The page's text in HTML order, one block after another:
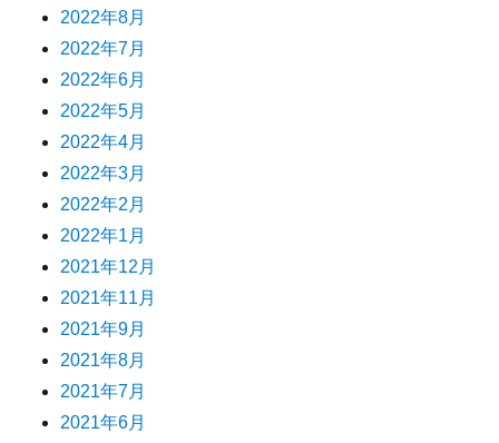
2022年8月
2022年7月
2022年6月
2022年5月
2022年4月
2022年3月
2022年2月
2022年1月
2021年12月
2021年11月
2021年9月
2021年8月
2021年7月
2021年6月